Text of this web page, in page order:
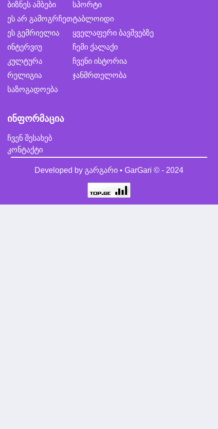
ბიზნეს ამბები
ეს არ გამოგრჩეთ
ეს გემრიელია
ინტერვიუ
კულტურა
რელიგია
საზოგადოება
სპორტი
ტაბლოიდი
ყველაფერი ბავშვებზე
ჩემი ქალაქი
ჩვენი ისტორია
ჯანმრთელობა
ინფორმაცია
ჩვენ შესახებ
კონტაქტი
Developed by გარგარი • GarGari © - 2024